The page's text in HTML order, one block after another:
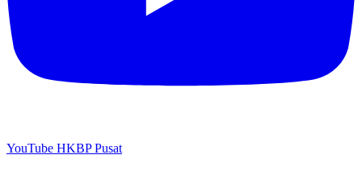
YouTube HKBP Pusat